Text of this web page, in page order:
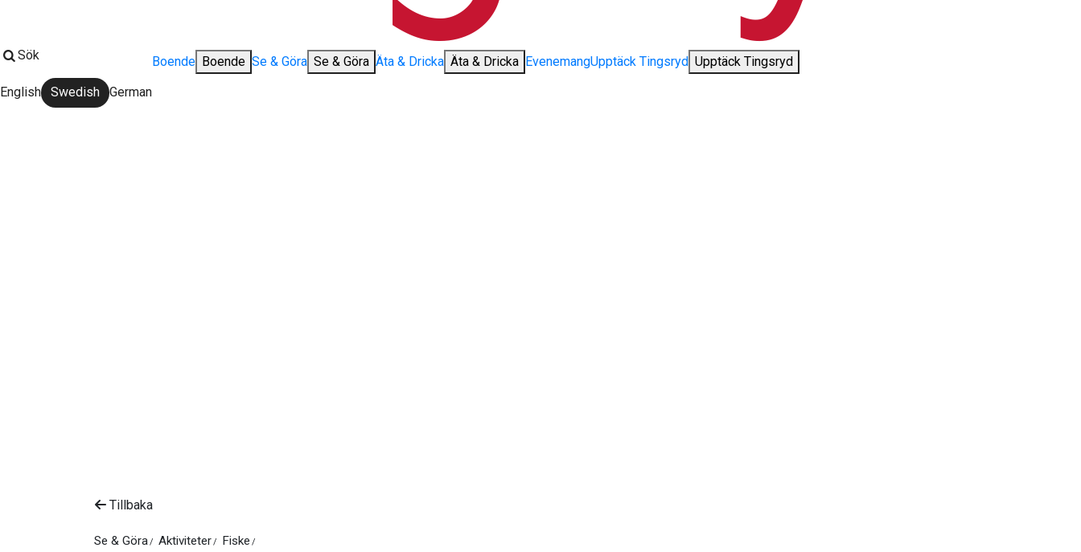
Sök
Change language:
English Swedish German
Boende Boende Se & Göra Se & Göra Äta & Dricka Äta & Dricka EvenemangUpptäck Tingsryd Upptäck Tingsryd
Tillbaka
Se & Göra Aktiviteter Fiske